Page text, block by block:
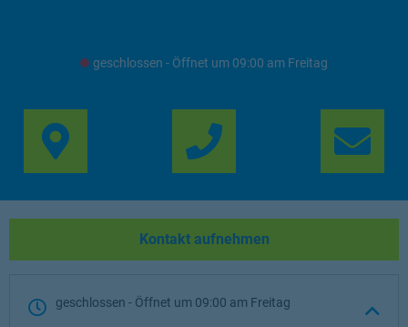
geschlossen - Öffnet um 09:00 Freitag
Link Opens in New
Kontakt aufnehmen
geschlossen - Öffnet um 09:00 Freitag